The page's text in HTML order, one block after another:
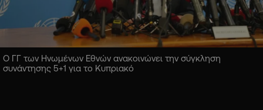
Ο ΓΓ των Ηνωμένων Εθνών ανακοινώνει την σύγκληση
συνάντησης 5+1 για το Κυπριακό